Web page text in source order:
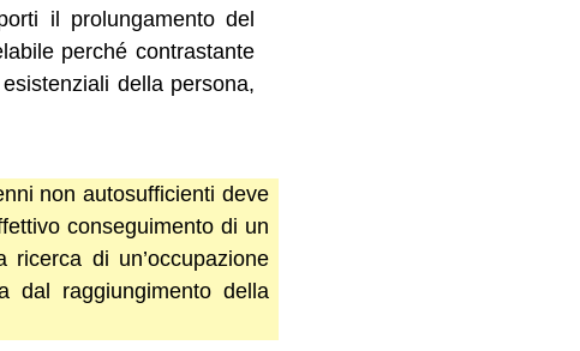
il prolungamento del
perché contrastante
della persona,
non autosufficienti deve
conseguimento di un
di un’occupazione
dal raggiungimento della